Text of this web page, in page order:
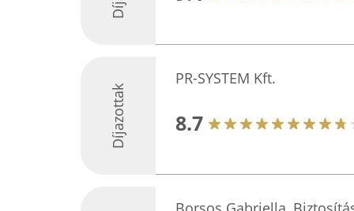
Díjazottak
PR-SYSTEM Kft.
8.7